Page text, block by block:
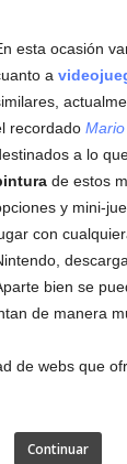
esta ocasión
a
recordado Mario
a lo
de estos
y mini-
con
bien se
de manera
de webs que
Continuar